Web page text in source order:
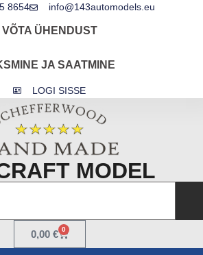
8654 info@143automodels.eu
VÕTA ÜHENDUST
JA SAATMINE
LOGI SISSE
MODEL
0,00 € 0